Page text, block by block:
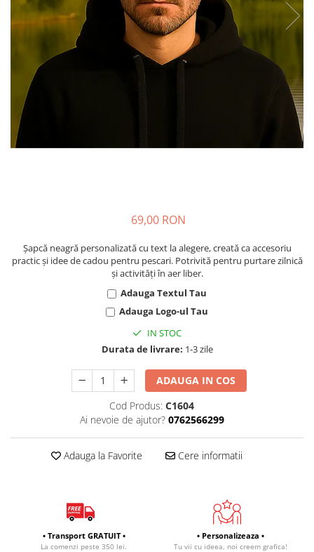
Body bebelusi personalizate
Perne personalizate
Plusuri personalizate
Agende personalizate
Etichete pentru sticla de vin
Cadouri Personalizate Unice
Sorturi Personalizate
Cadouri pentru Doctori
Cadouri Pensionare
Cadouri Profesori
69,00 RON
Șapcă neagră personalizată cu text la alegere, creată ca accesoriu
practic și idee de cadou pentru pescari. Potrivită pentru purtare zilnică
și activități în aer liber.
Adauga Textul Tau
Adauga Logo-ul Tau
IN STOC
Durata de livrare: 1-3 zile
ADAUGA IN COS
Cod Produs: C1604
Ai nevoie de ajutor? 0762566299
Adauga la Favorite Cere informatii
• Transport GRATUIT •
La comenzi peste 350 lei.
• Personalizeaza •
Tu vii cu ideea, noi creem grafica!